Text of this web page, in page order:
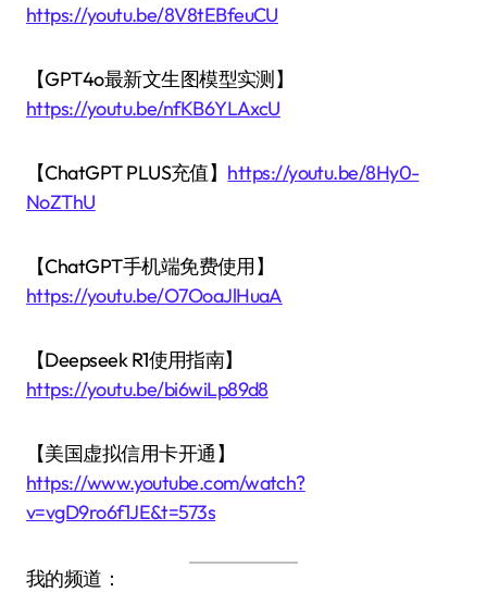
https://youtu.be/8V8tEBfeuCU
【GPT4o最新文生图模型实测】
https://youtu.be/nfKB6YLAxcU
【ChatGPT PLUS充值】 https://youtu.be/8Hy0-
NoZThU
【ChatGPT手机端免费使用】
https://youtu.be/O7OoaJlHuaA
【Deepseek R1使用指南】
https://youtu.be/bi6wiLp89d8
【美国虚拟信用卡开通】
https://www.youtube.com/watch?
v=vgD9ro6f1JE&t=573s
我的频道：